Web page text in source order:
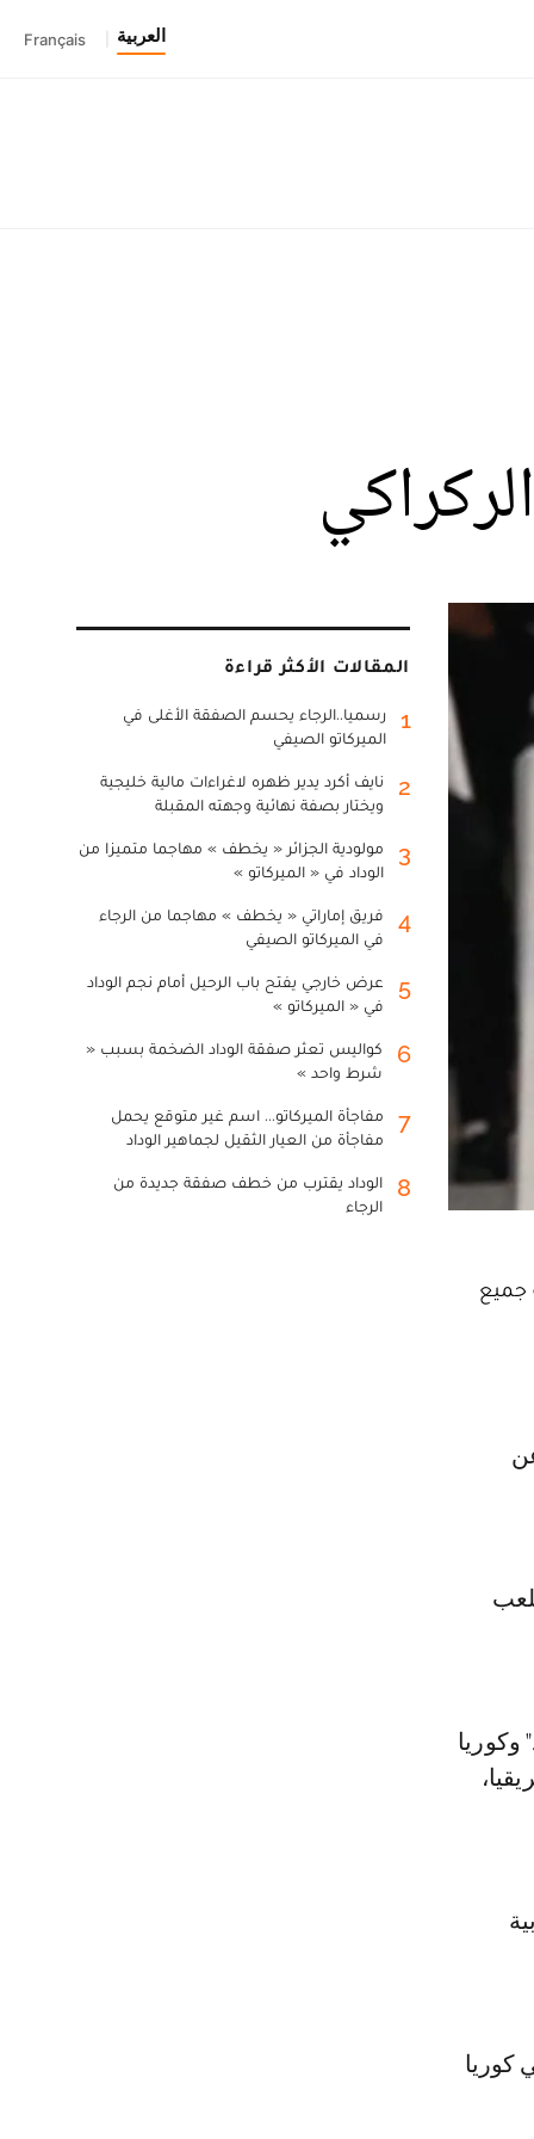
العربية Français
جميع
على ملعب
كوريا
المقالات الأكثر قراءة
1
رسميا..الرجاء يحسم الصفقة الأغلى في
الميركاتو الصيفي
2
نايف أكرد يدير ظهره لاغراءات مالية خليجية
ويختار بصفة نهائية وجهته المقبلة
3
مولودية الجزائر « يخطف » مهاجما متميزا من
الوداد في « الميركاتو »
4
فريق إماراتي « يخطف » مهاجما من الرجاء
في الميركاتو الصيفي
5
عرض خارجي يفتح باب الرحيل أمام نجم الوداد
في « الميركاتو »
6
كواليس تعثر صفقة الوداد الضخمة بسبب «
شرط واحد »
7
مفاجأة الميركاتو... اسم غير متوقع يحمل
مفاجأة من العيار الثقيل لجماهير الوداد
8
الوداد يقترب من خطف صفقة جديدة من
الرجاء